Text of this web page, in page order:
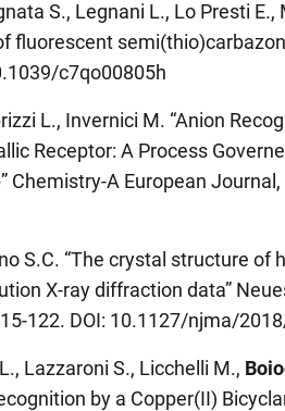
S., Legnani L., Lo Presti E.,
fluorescent
c7qo00805h
L., Invernici M. “Anion
Receptor: A Process
A European Journal,
S.C. “The crystal structure of
X-ray diffraction data”
122. DOI: 10.1127/njma/
Lazzaroni S., Licchelli M.,
by a Copper(II)